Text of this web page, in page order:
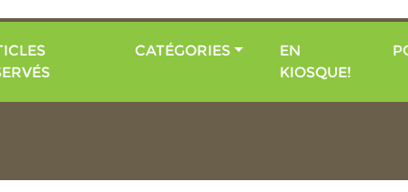
CATÉGORIES
EN
KIOSQUE!